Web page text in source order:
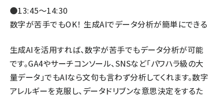
●13:45〜14:30
数字が苦手でもOK！ 生成AIでデータ分析が簡単にできる
生成AIを活用すれば、数字が苦手でもデータ分析が可能
です。GA4やサーチコンソール、SNSなど「パワハラ級の大
量データ」でもAIなら文句も言わず分析してくれます。数字
アレルギーを克服し、データドリブンな意思決定をするた